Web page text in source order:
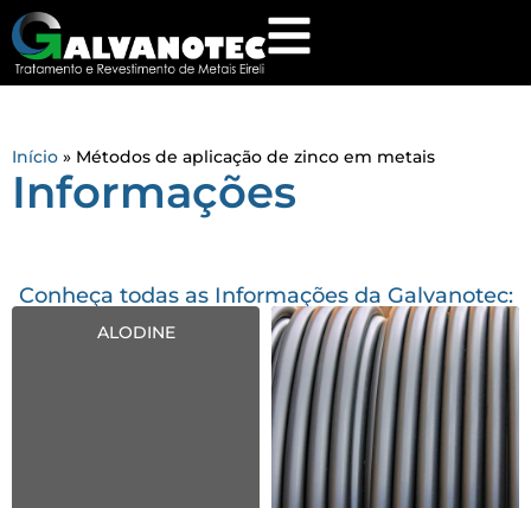
Início » Métodos de aplicação de zinco em metais
Informações
Conheça todas as Informações da Galvanotec:
ALODINE